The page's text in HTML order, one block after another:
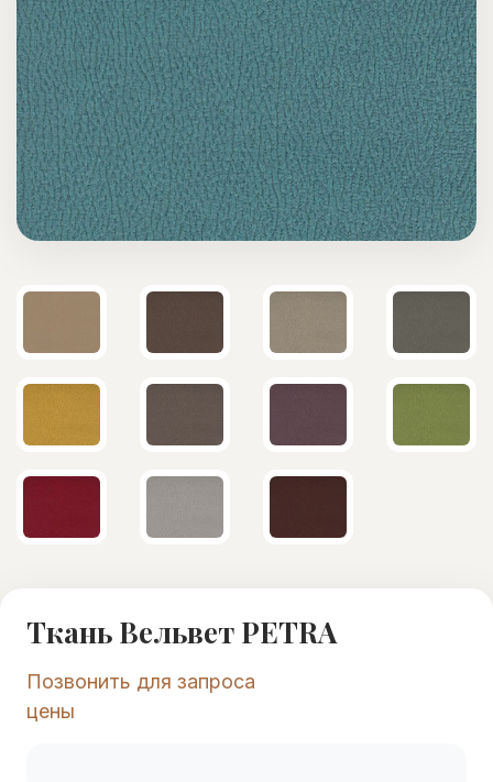
Ткань Вельвет PETRA
Позвонить для запроса
цены